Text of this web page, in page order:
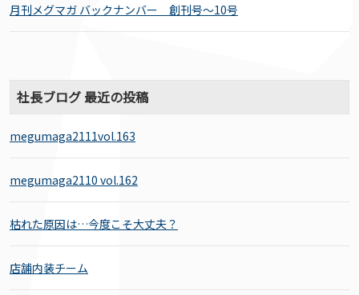
月刊メグマガ バックナンバー 創刊号～10号
社長ブログ 最近の投稿
megumaga2111vol.163
megumaga2110 vol.162
枯れた原因は…今度こそ大丈夫？
店舗内装チーム